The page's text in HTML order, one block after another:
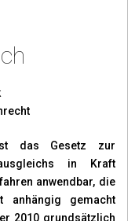
das Gesetz zur
in Kraft
anwendbar, die
anhängig gemacht
2010 grundsätzlich